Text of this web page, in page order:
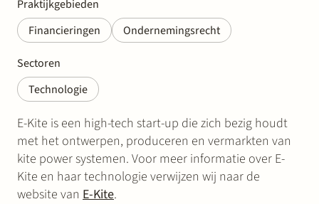
Praktijkgebieden
Financieringen
Ondernemingsrecht
Sectoren
Technologie
E-Kite is een high-tech start-up die zich bezig houdt
met het ontwerpen, produceren en vermarkten van
kite power systemen. Voor meer informatie over E-
Kite en haar technologie verwijzen wij naar de
website van E-Kite.